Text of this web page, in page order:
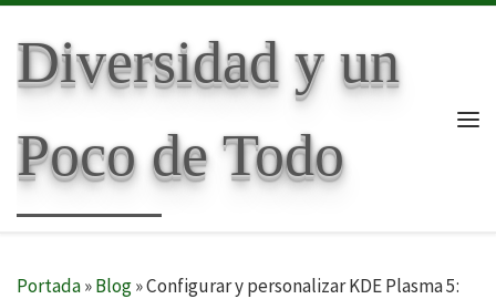
Diversidad y un
Poco de Todo
Portada»Blog»Configurar y personalizar KDE Plasma 5: